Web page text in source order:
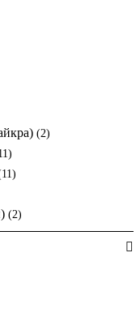
(2)
(2)